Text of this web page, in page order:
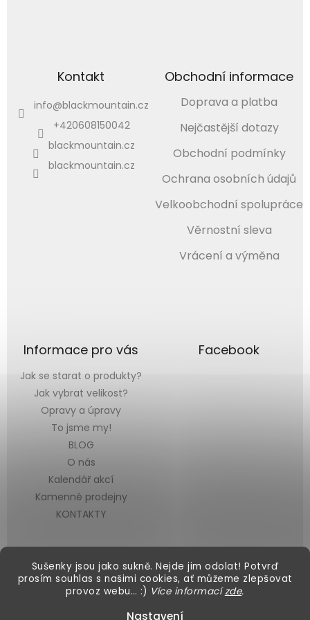
Sušenky jsou jako sukně. Nejde jim odolat! Potvrď
prosím souhlas s našimi cookies, ať můžeme zlepšovat
provoz webu… :) Více informacízde.
Nastavení
Kontakt
info@blackmountain.cz
+420608150042
blackmountain.cz
blackmountain.cz
Obchodní informace
Doprava a platba
Nejčastější dotazy
Obchodní podmínky
Ochrana osobních údajů
Velkoobchodní spolupráce
Věrnostní sleva
Vrácení a výměna
Informace pro vás
Jak se starat o produkty?
Jak vybrat velikost?
Opravy a úpravy
To jsme my!
BLOG
O nás
Kalendář akcí
Kamenné prodejny
KONTAKTY
Facebook
Vytvořil Shoptet &